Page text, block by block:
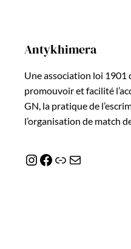
Antykhimera
Une association loi 1901
promouvoir et facilité
GN, la pratique de
l’organisation de match
Instagram Facebook Lien E-mail